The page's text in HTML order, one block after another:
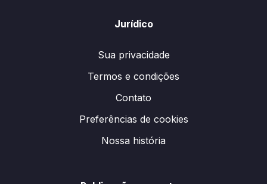
Jurídico
Sua privacidade
Termos e condições
Contato
Preferências de cookies
Nossa história